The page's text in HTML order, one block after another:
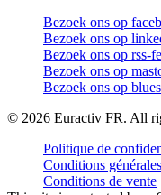
Bezoek ons op
Bezoek ons op
Bezoek ons op rss-
Bezoek ons op
Bezoek ons op
© 2026 Euractiv FR. All
Politique de
Conditions générales
Conditions de vente